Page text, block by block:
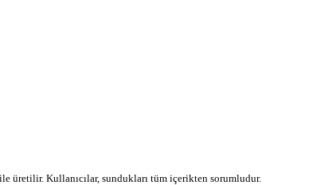
Kullanıcılar, sundukları tüm içerikten sorumludur.